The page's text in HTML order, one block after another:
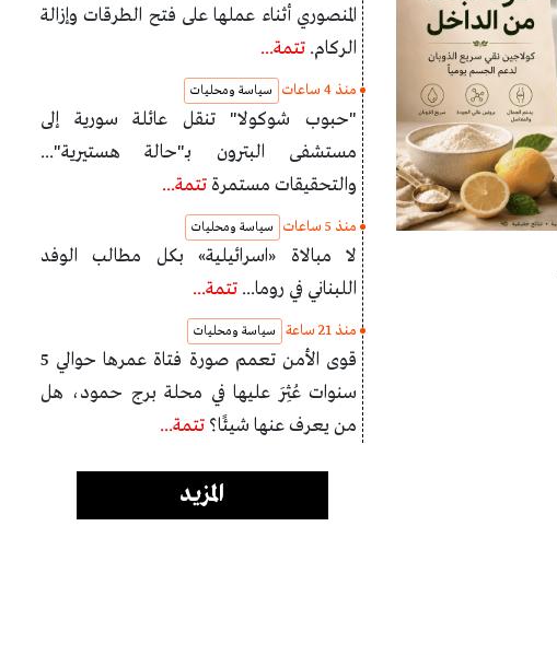
المنصوري أثناء عملها على فتح الطرقات وإزالة
الركام. تتمة...
منذ 4 ساعات سياسة ومحليات
"حبوب شوكولا" تنقل عائلة سورية إلى
مستشفى البترون بـ"حالة هستيرية"...
والتحقيقات مستمرة تتمة...
منذ 5 ساعات سياسة ومحليات
لا مبالاة «اسرائيلية» بكل مطالب الوفد
اللبناني في روما... تتمة...
منذ 21 ساعة سياسة ومحليات
قوى الأمن تعمم صورة فتاة عمرها حوالي 5
سنوات عُثِرَ عليها في محلة برج حمود، هل
من يعرف عنها شيئًا؟ تتمة...
المزيد